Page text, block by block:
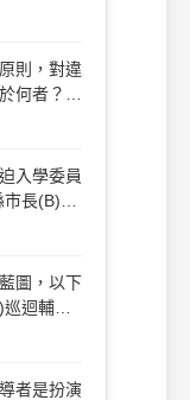
常模
則，對違
何者？
化性懲
入學委員
長(B)教
圖，以下
迴輔導
型態(D)
者是扮演